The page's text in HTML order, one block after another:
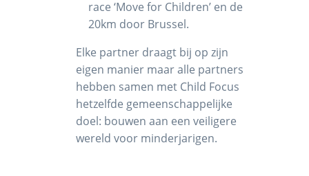
race ‘Move for Children’ en de
20km door Brussel.
Elke partner draagt bij op zijn
eigen manier maar alle partners
hebben samen met Child Focus
hetzelfde gemeenschappelijke
doel: bouwen aan een veiligere
wereld voor minderjarigen.